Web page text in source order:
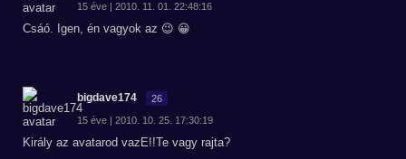
15 éve | 2010. 11. 01. 22:48:16
Csáó. Igen, én vagyok az 😉 😀
bigdave174 26
15 éve | 2010. 10. 25. 17:30:19
Király az avatarod vazE!!Te vagy rajta?